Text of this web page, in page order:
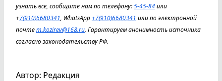
узнать все, сообщите нам по телефону:5-45-84или
+7(910)6680341, WhatsApp+7(910)6680341 или по электронной
почтеm.kozirev@168.ru. Гарантируем анонимность источника
согласно законодательству РФ.
Автор: Редакция